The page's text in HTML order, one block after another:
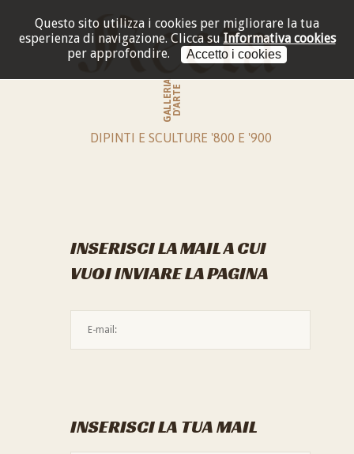
Questo sito utilizza i cookies per migliorare la tua
esperienza di navigazione. Clicca su Informativa cookies
per approfondire.
Accetto i cookies
GALLERIAD'ARTE
DIPINTI E SCULTURE '800 E '900
INSERISCI LA MAIL A CUI
VUOI INVIARE LA PAGINA
INSERISCI LA TUA MAIL